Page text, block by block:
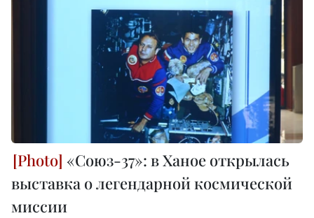
«Союз-37»: в Ханое открылась
выставка о легендарной космической
миссии